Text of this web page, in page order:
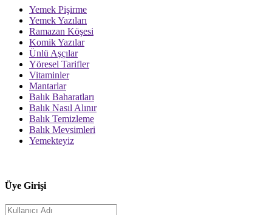
Yemek Pişirme
Yemek Yazıları
Ramazan Köşesi
Komik Yazılar
Ünlü Aşçılar
Yöresel Tarifler
Vitaminler
Mantarlar
Balık Baharatları
Balık Nasıl Alınır
Balık Temizleme
Balık Mevsimleri
Yemekteyiz
Üye Girişi